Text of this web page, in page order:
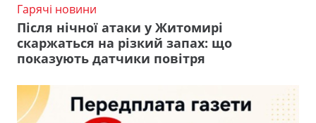
Гарячі новини
Після нічної атаки у Житомирі
скаржаться на різкий запах: що
показують датчики повітря